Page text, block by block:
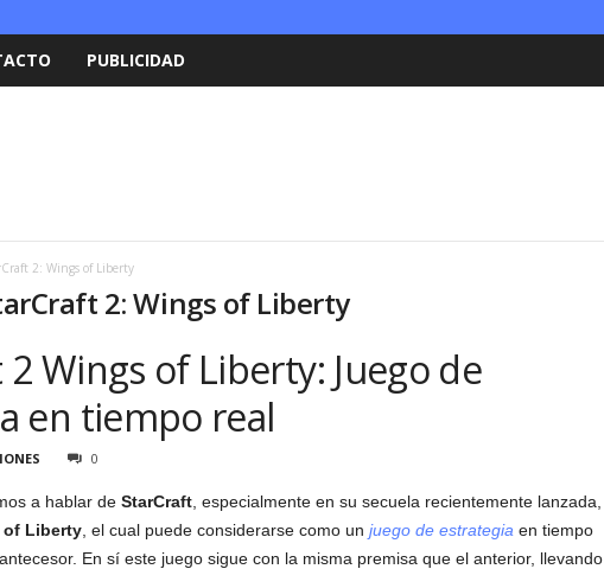
PUBLICIDAD
2: Wings of Liberty
2: Wings of Liberty
Wings of Liberty: Juego de
en tiempo real
0
a hablar de StarCraft, especialmente en su secuela recientemente lanzada,
of Liberty, el cual puede considerarse como un juego de estrategia en tiempo
En sí este juego sigue con la misma premisa que el anterior, llevando